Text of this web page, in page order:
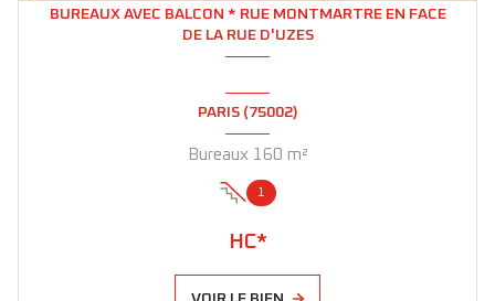
BUREAUX AVEC BALCON * RUE MONTMARTRE EN FACE
DE LA RUE D'UZES
PARIS (75002)
Bureaux 160 m²
1
HC*